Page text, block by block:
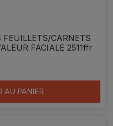
FEUILLETS/CARNETS
FACIALE 2511ffr
AU PANIER